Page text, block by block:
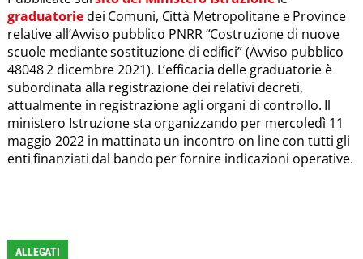
graduatoriedei Comuni, Città Metropolitane e Province
relative all’Avviso pubblico PNRR “Costruzione di nuove
scuole mediante sostituzione di edifici” (Avviso pubblico
48048 2 dicembre 2021). L’efficacia delle graduatorie è
subordinata alla registrazione dei relativi decreti,
attualmente in registrazione agli organi di controllo. Il
ministero Istruzione sta organizzando per mercoledì 11
maggio 2022 in mattinata un incontro on line con tutti gli
enti finanziati dal bando per fornire indicazioni operative.
ALLEGATI